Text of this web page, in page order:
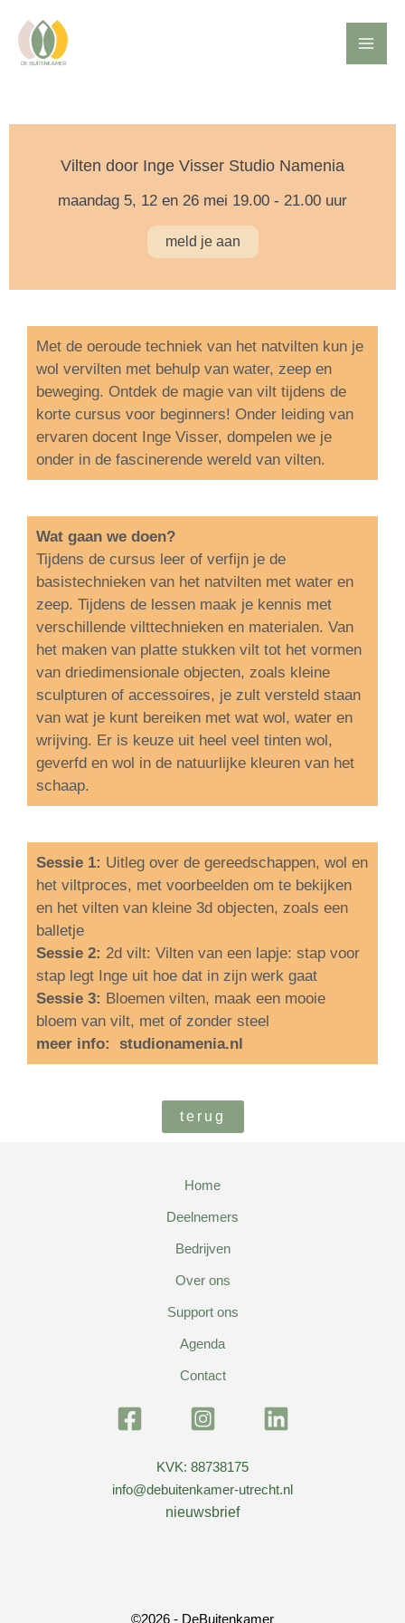
naar
Vilten door Inge Visser Studio Namenia
maandag 5, 12 en 26 mei 19.00 - 21.00 uur
meld je aan
Met de oeroude techniek van het natvilten kun je
wol vervilten met behulp van water, zeep en
beweging. Ontdek de magie van vilt tijdens de
korte cursus voor beginners! Onder leiding van
ervaren docent Inge Visser, dompelen we je
onder in de fascinerende wereld van vilten.
Wat gaan we doen?
Tijdens de cursus leer of verfijn je de
basistechnieken van het natvilten met water en
zeep. Tijdens de lessen maak je kennis met
verschillende vilttechnieken en materialen. Van
het maken van platte stukken vilt tot het vormen
van driedimensionale objecten, zoals kleine
sculpturen of accessoires, je zult versteld staan
van wat je kunt bereiken met wat wol, water en
wrijving. Er is keuze uit heel veel tinten wol,
geverfd en wol in de natuurlijke kleuren van het
schaap.
Sessie 1: Uitleg over de gereedschappen, wol en
het viltproces, met voorbeelden om te bekijken
en het vilten van kleine 3d objecten, zoals een
balletje
Sessie 2: 2d vilt: Vilten van een lapje: stap voor
stap legt Inge uit hoe dat in zijn werk gaat
Sessie 3: Bloemen vilten, maak een mooie
bloem van vilt, met of zonder steel
meer info: studionamenia.nl
terug
Home
Deelnemers
Bedrijven
Over ons
Support ons
Agenda
Contact
KVK: 88738175
info@debuitenkamer-utrecht.nl
nieuwsbrief
©2026 - DeBuitenkamer